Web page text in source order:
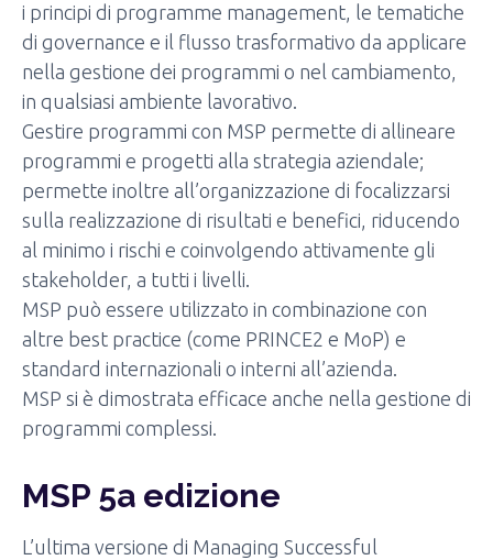
i principi di programme management, le tematiche
di governance e il flusso trasformativo da applicare
nella gestione dei programmi o nel cambiamento,
in qualsiasi ambiente lavorativo.
Gestire programmi con MSP permette di allineare
programmi e progetti alla strategia aziendale;
permette inoltre all’organizzazione di focalizzarsi
sulla realizzazione di risultati e benefici, riducendo
al minimo i rischi e coinvolgendo attivamente gli
stakeholder, a tutti i livelli.
MSP può essere utilizzato in combinazione con
altre best practice (come PRINCE2 e MoP) e
standard internazionali o interni all’azienda.
MSP si è dimostrata efficace anche nella gestione di
programmi complessi.
MSP 5a edizione
L’ultima versione di Managing Successful